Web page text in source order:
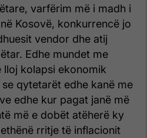
varfërim më i madh i
Kosovë, konkurrencë jo
vendor dhe atij
Edhe mundet me
lloj kolapsi ekonomik
qytetarët edhe kanë me
edhe kur pagat janë më
më e dobët atëherë ky
rritje të inflacionit